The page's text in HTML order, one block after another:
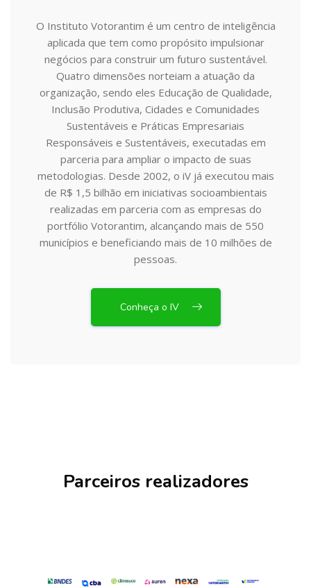
O Instituto Votorantim é um centro de inteligência
aplicada que tem como propósito impulsionar
negócios para construir um futuro sustentável.
Quatro dimensões norteiam a atuação da
organização, sendo eles Educação de Qualidade,
Inclusão Produtiva, Cidades e Comunidades
Sustentáveis e Práticas Empresariais
Responsáveis e Sustentáveis, executadas em
parceria para ampliar o impacto de suas
metodologias. Desde 2002, o iV já executou mais
de R$ 1,5 bilhão em iniciativas socioambientais
realizadas em parceria com as empresas do
portfólio Votorantim, alcançando mais de 550
municípios e beneficiando mais de 10 milhões de
pessoas.
Conheça o IV
Parceiros realizadores